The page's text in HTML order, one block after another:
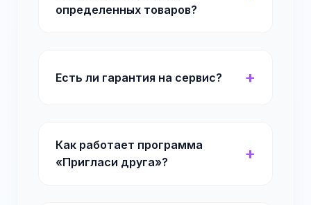
определенных товаров?
Есть ли гарантия на сервис?
Как работает программа
«Пригласи друга»?